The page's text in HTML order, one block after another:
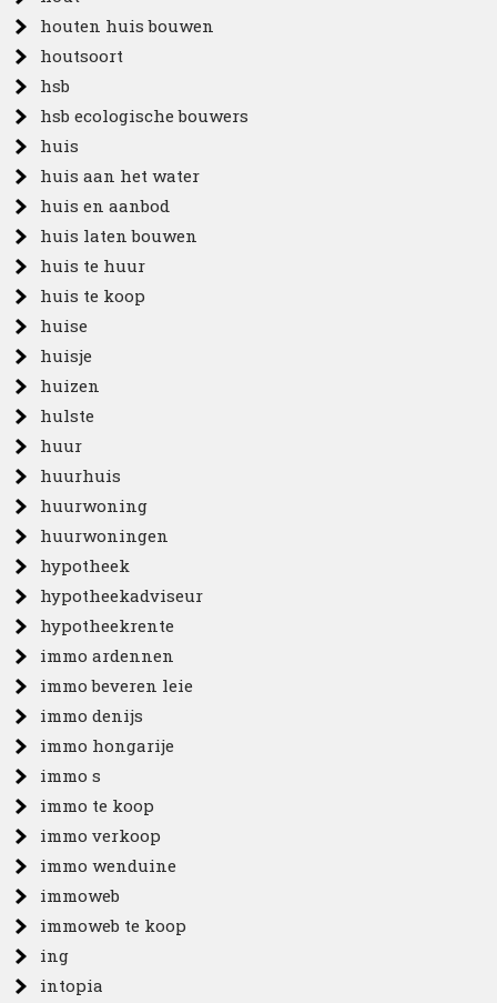
houten huis bouwen
houtsoort
hsb
hsb ecologische bouwers
huis
huis aan het water
huis en aanbod
huis laten bouwen
huis te huur
huis te koop
huise
huisje
huizen
hulste
huur
huurhuis
huurwoning
huurwoningen
hypotheek
hypotheekadviseur
hypotheekrente
immo ardennen
immo beveren leie
immo denijs
immo hongarije
immo s
immo te koop
immo verkoop
immo wenduine
immoweb
immoweb te koop
ing
intopia